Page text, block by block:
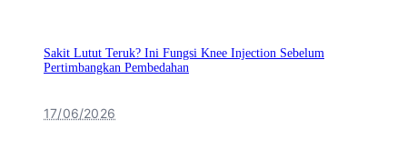
Sakit Lutut Teruk? Ini Fungsi Knee Injection Sebelum
Pertimbangkan Pembedahan
17/06/2026